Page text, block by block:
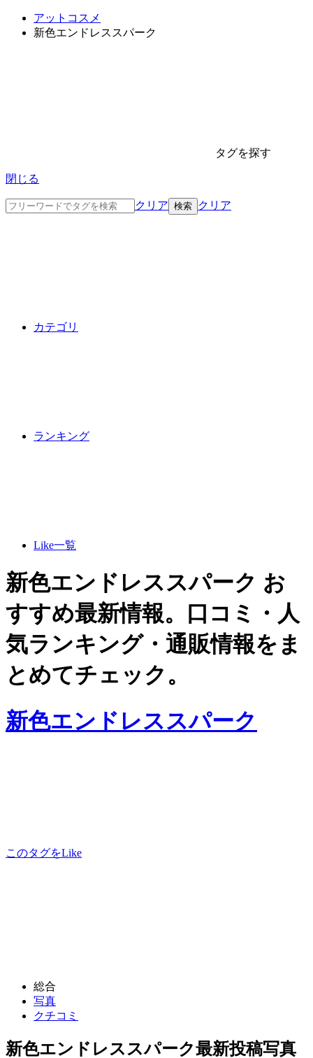
アットコスメ
新色エンドレススパーク
タグを探す
閉じる
クリア クリア
カテゴリ
ランキング
Like一覧
新色エンドレススパーク お
すすめ最新情報。口コミ・人
気ランキング・通販情報をま
とめてチェック。
新色エンドレススパーク
このタグをLike
総合
写真
クチコミ
新色エンドレススパーク最新投稿写真